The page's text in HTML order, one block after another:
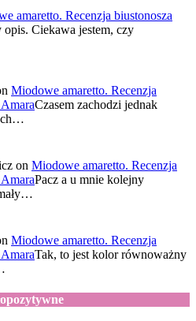
amaretto. Recenzja biustonosza
opis. Ciekawa jestem, czy
Miodowe amaretto. Recenzja
Czasem zachodzi jednak
on Miodowe amaretto. Recenzja
Pacz a u mnie kolejny
Miodowe amaretto. Recenzja
Tak, to jest kolor równoważny